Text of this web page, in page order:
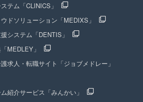
テム「CLINICS」
ドソリューション「MEDIXS」
システム「DENTIS」
MEDLEY」
求人・転職サイト「ジョブメドレー」
紹介サービス「みんかい」